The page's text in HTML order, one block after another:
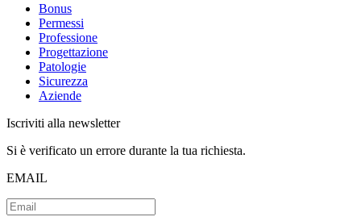
Bonus
Permessi
Professione
Progettazione
Patologie
Sicurezza
Aziende
Iscriviti alla newsletter
Si è verificato un errore durante la tua richiesta.
EMAIL